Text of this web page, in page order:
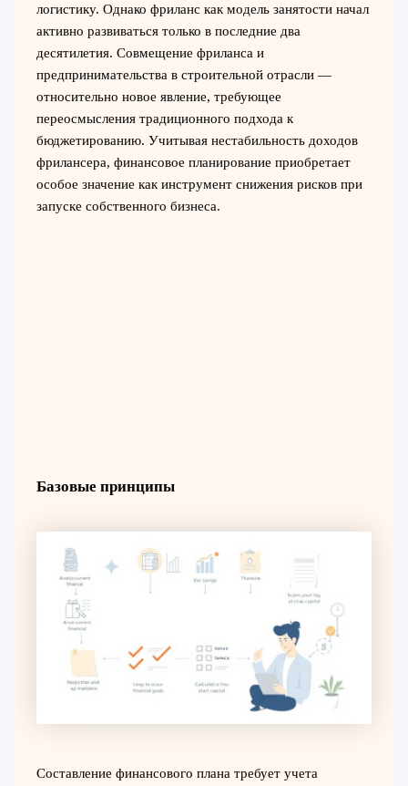
логистику. Однако фриланс как модель занятости начал
активно развиваться только в последние два
десятилетия. Совмещение фриланса и
предпринимательства в строительной отрасли —
относительно новое явление, требующее
переосмысления традиционного подхода к
бюджетированию. Учитывая нестабильность доходов
фрилансера, финансовое планирование приобретает
особое значение как инструмент снижения рисков при
запуске собственного бизнеса.
Базовые принципы
Составление финансового плана требует учета